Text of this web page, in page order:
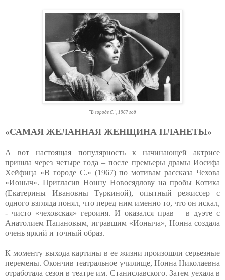
"В городе С.", 1967 год
«САМАЯ ЖЕЛАННАЯ ЖЕНЩИНА ПЛАНЕТЫ»
А вот настоящая популярность к начинающей актрисе
пришла через четыре года – после премьеры драмы Иосифа
Хейфица «В городе С.» (1967) по мотивам рассказа Чехова
«Ионыч». Пригласив Нонну Новосядлову на пробы Котика
(Екатерины Ивановны Туркиной), опытный режиссер с
одного взгляда понял, что перед ним именно то, что он искал,
- чисто «чеховская» героиня. И оказался прав – в дуэте с
Анатолием Папановым, игравшим «Ионыча», Нонна создала
очень яркий и точный образ.
К моменту выхода картины в ее жизни произошли серьезные
перемены. Окончив театральное училище, Нонна Николаевна
отработала сезон в театре им. Станиславского. Затем уехала в